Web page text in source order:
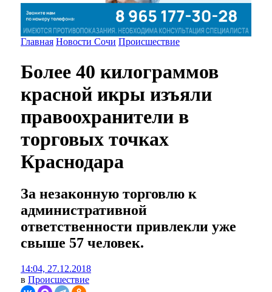
Главная Новости Сочи Происшествие
Более 40 килограммов
красной икры изъяли
правоохранители в
торговых точках
Краснодара
За незаконную торговлю к
административной
ответственности привлекли уже
свыше 57 человек.
14:04, 27.12.2018
в Происшествие